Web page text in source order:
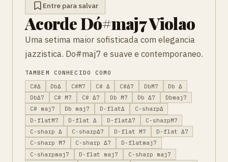
Entre para salvar
Acorde Dó#maj7 Violao
Uma setima maior sofisticada com elegancia
jazzistica. Do#maj7 e suave e contemporaneo.
TAMBEM CONHECIDO COMO
C#Δ
DbΔ C#M7 C# Δ C#Δ7 DbM7
Db Δ
DbΔ7
C# M7 C# Δ7 Db M7 Db Δ7
Dbmaj7
C# maj7
Db maj7 D-flatΔ
C-sharpΔ
D-flatM7
D-flat Δ D-flatΔ7
C-sharpM7
C-sharp Δ
C-sharpΔ7 D-flat M7
D-flat Δ7
C-sharp M7
C-sharp Δ7
D-flatmaj7
C-sharpmaj7
D-flat maj7
C-sharp maj7